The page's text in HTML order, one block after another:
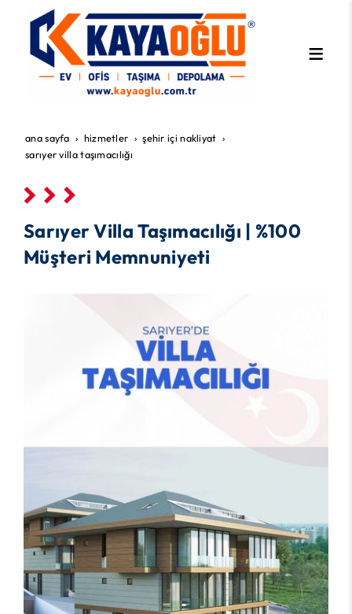
ana sayfa hi̇zmetler
şehir i̇çi nakliyat
sarıyer villa taşımacılığı
Sarıyer Villa Taşımacılığı | %100
Müşteri Memnuniyeti